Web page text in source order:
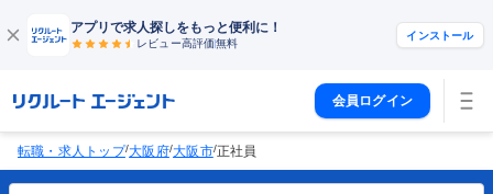
アプリで求人探しをもっと便利に！
レビュー高評価無料
インストール
会員ログイン
転職・求人トップ/大阪府/大阪市/正社員